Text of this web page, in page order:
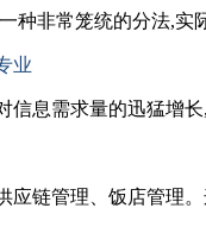
非常笼统的分法,实际
业
需求量的迅猛增长,
管理、饭店管理。